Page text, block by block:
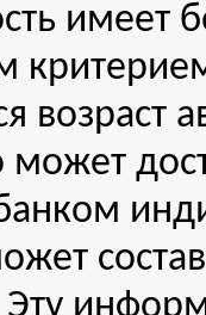
имеет
может
банком